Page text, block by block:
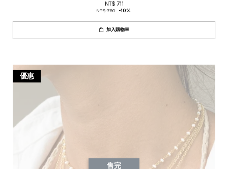
NT$ 711
NT$ 790 -10%
加入購物車
優惠
售完